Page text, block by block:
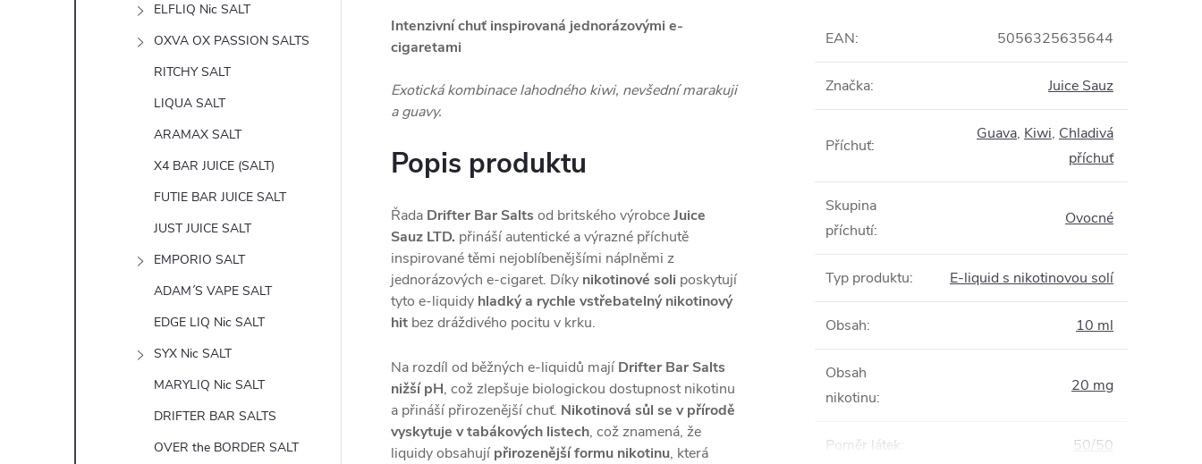
ELFLIQ Nic SALT
OXVA OX PASSION SALTS
RITCHY SALT
LIQUA SALT
ARAMAX SALT
X4 BAR JUICE (SALT)
FUTIE BAR JUICE SALT
JUST JUICE SALT
EMPORIO SALT
ADAM´S VAPE SALT
EDGE LIQ Nic SALT
SYX Nic SALT
MARYLIQ Nic SALT
DRIFTER BAR SALTS
OVER the BORDER SALT
Intenzivní chuť inspirovaná jednorázovými e-
cigaretami
Exotická kombinace lahodného kiwi, nevšední marakuji
a guavy.
Popis produktu
Řada Drifter Bar Salts od britského výrobceJuice
Sauz LTD. přináší autentické a výrazné příchutě
inspirované těmi nejoblíbenějšími náplněmi z
jednorázových e-cigaret. Díky nikotinové soli poskytují
tyto e-liquidy hladký a rychle vstřebatelný nikotinový
hit bez dráždivého pocitu v krku.
Na rozdíl od běžných e-liquidů mají Drifter Bar Salts
nižší pH, což zlepšuje biologickou dostupnost nikotinu
a přináší přirozenější chuť. Nikotinová sůl se v přírodě
vyskytuje v tabákových listech, což znamená, že
liquidy obsahují přirozenější formu nikotinu, která
EAN: 5056325635644
Značka: Juice Sauz
Příchuť:
Guava, Kiwi, Chladivá
příchuť
Skupina
příchutí:
Ovocné
Typ produktu: E-liquid s nikotinovou solí
Obsah: 10 ml
Obsah
nikotinu:
20 mg
Poměr látek: 50/50